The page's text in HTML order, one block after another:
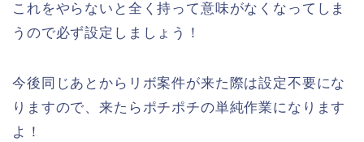
これをやらないと全く持って意味がなくなってしま
うので必ず設定しましょう！
今後同じあとからリボ案件が来た際は設定不要にな
りますので、来たらポチポチの単純作業になります
よ！